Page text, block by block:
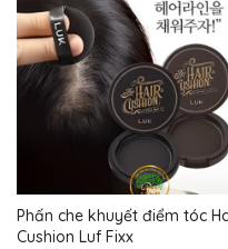
Phấn che khuyết điểm tóc Hair
Cushion Luf Fixx